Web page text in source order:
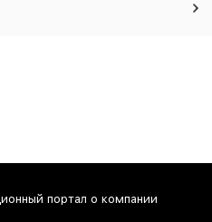
портал о компании